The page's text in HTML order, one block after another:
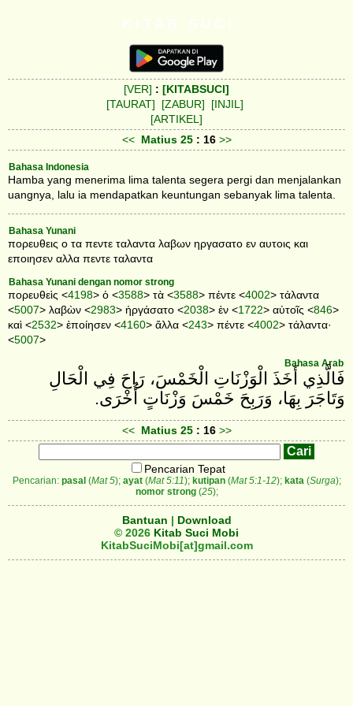
[VER] : [KITABSUCI]
[TAURAT]
[ZABUR]
[INJIL]
[ARTIKEL]
<< Matius 25 : 16 >>
Bahasa Indonesia
Hamba yang menerima lima talenta segera pergi dan menjalankan
uangnya, lalu ia mendapatkan keuntungan sebanyak lima talenta.
Bahasa Yunani
πορευθεις ο τα πεντε ταλαντα λαβων ηργασατο εν αυτοις και
εποιησεν αλλα πεντε ταλαντα
Bahasa Yunani dengan nomor strong
πορευθεὶς <4198> ὁ <3588> τὰ <3588> πέντε <4002> τάλαντα
<5007> λαβὼν <2983> ἠργάσατο <2038> ἐν <1722> αὐτοῖς <846>
καὶ <2532> ἐποίησεν <4160> ἄλλα <243> πέντε <4002> τάλαντα·
<5007>
Bahasa Arab
فَالَّذِي أَخَذَ الْوَزْنَاتِ الْخَمْسَ، رَاحَ فِي الْحَالِ
وَتَاجَرَ بِهَا، وَرَبِحَ خَمْسَ وَزْنَاتٍ أُخْرَى.
<< Matius 25 : 16 >>
Pencarian Tepat
Pencarian: pasal(Mat 5); ayat(Mat 5:11); kutipan(Mat 5:1-12); kata (Surga);
nomor strong(25);
Bantuan | Download
© 2026 Kitab Suci Mobi
KitabSuciMobi[at]gmail.com